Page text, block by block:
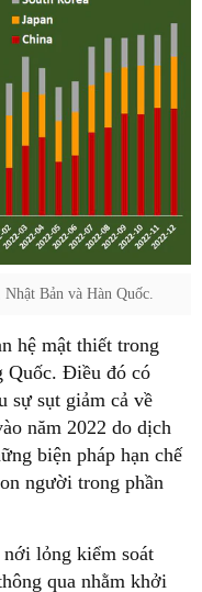
Bản và Hàn Quốc.
hệ mật thiết trong
Quốc. Điều đó có
sự sụt giảm cả về
năm 2022 do dịch
biện pháp hạn chế
người trong phần
lỏng kiểm soát
qua nhằm khởi